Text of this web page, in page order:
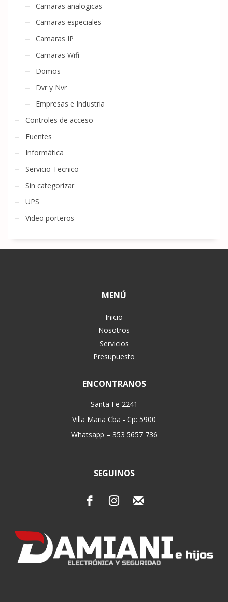
Camaras analogicas
Camaras especiales
Camaras IP
Camaras Wifi
Domos
Dvr y Nvr
Empresas e Industria
Controles de acceso
Fuentes
Informática
Servicio Tecnico
Sin categorizar
UPS
Video porteros
MENÚ
Inicio
Nosotros
Servicios
Presupuesto
ENCONTRANOS
Santa Fe 2241
Villa Maria Cba - Cp: 5900
Whatsapp – 353 5657 736
SEGUINOS